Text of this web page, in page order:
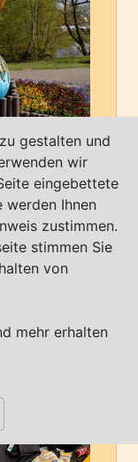
i.d.R. immer
113,
Flohmarkt
Angaben
gestalten und
wir
eingebettete
werden Ihnen
zustimmen.
stimmen Sie
von
mehr erhalten